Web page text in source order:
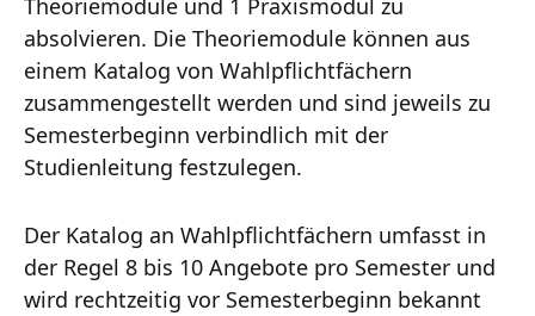
Theoriemodule und 1 Praxismodul zu
absolvieren. Die Theoriemodule können aus
einem Katalog von Wahlpflichtfächern
zusammengestellt werden und sind jeweils zu
Semesterbeginn verbindlich mit der
Studienleitung festzulegen.
Der Katalog an Wahlpflichtfächern umfasst in
der Regel 8 bis 10 Angebote pro Semester und
wird rechtzeitig vor Semesterbeginn bekannt